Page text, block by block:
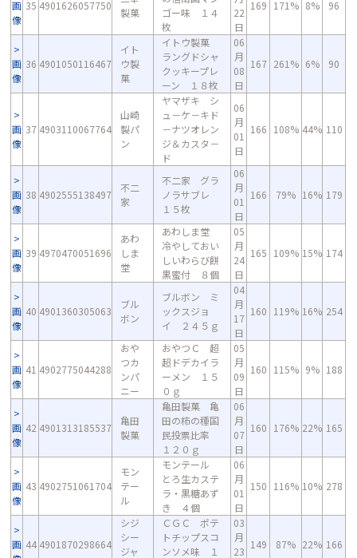
画
像
35 4901626057750
製菓
ゴー味 １４
枚
22
日
169 171% 8% 96
画
像
36 4901050116467
イト
ウ製
菓
イトウ製菓
ラングドシャ
クッキープレ
ーン １８枚
06
月
08
日
167 261% 6% 90
画
像
37 4903110067764
山崎
製パ
ン
ヤマザキ シ
ュ－ケ－キド
－ナツオレン
ジ＆カスタ－
ド
06
月
01
日
166 108% 44% 110
画
像
38 4902555138497
不二
家
不二家 グラ
ノラサブレ
１５枚
06
月
01
日
166 79% 16% 179
画
像
39 4970470051696
あわ
しま
堂
あわしま堂
冷やしておい
しいわらび餅
黒蜜付 ８個
05
月
24
日
165 109% 15% 174
画
像
40 4901360305063
ブル
ボン
ブルボン ミ
ックスジョ
イ ２４５ｇ
04
月
17
日
160 119% 16% 254
画
像
41 4902775044288
おや
つカ
ンパ
ニー
おやつＣ 超
超ドデカイラ
ーメン １５
０ｇ
05
月
09
日
160 115% 9% 188
画
像
42 4901313185537
亀田
製菓
亀田製菓 亀
田の柿の種国
民投票比率
１２０ｇ
06
月
07
日
160 176% 22% 165
画
像
43 4902751061704
モン
テー
ル
モンテール
とろ生カステ
ラ・黒糖あず
き ４個
06
月
01
日
150 116% 10% 278
画 44 4901870298664
シジ
シー
ジャ
ＣＧＣ ポテ
トチップスコ
ンソメ味 １
03
月
23
149 87% 22% 166